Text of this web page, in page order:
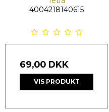
4004218140615
69,00 DKK
VIS PRODUKT